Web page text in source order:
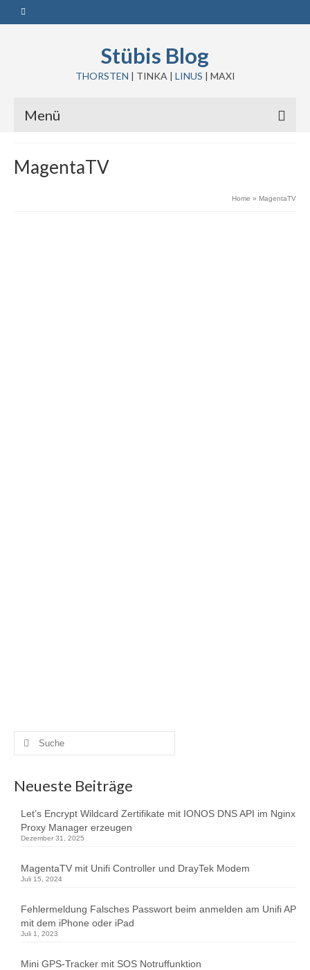
Stübis Blog
THORSTEN | TINKA | LINUS | MAXI
Menü
MagentaTV
Home » MagentaTV
Suche
Neueste Beiträge
Let’s Encrypt Wildcard Zertifikate mit IONOS DNS API im Nginx
Proxy Manager erzeugen
Dezember 31, 2025
MagentaTV mit Unifi Controller und DrayTek Modem
Juli 15, 2024
Fehlermeldung Falsches Passwort beim anmelden am Unifi AP
mit dem iPhone oder iPad
Juli 1, 2023
Mini GPS-Tracker mit SOS Notruffunktion